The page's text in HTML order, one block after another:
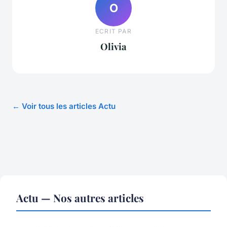
O
ECRIT PAR
Olivia
← Voir tous les articles Actu
Actu — Nos autres articles